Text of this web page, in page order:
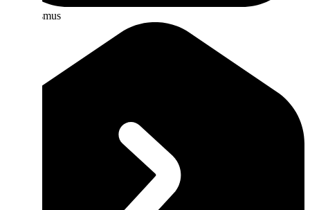
Vandalismus